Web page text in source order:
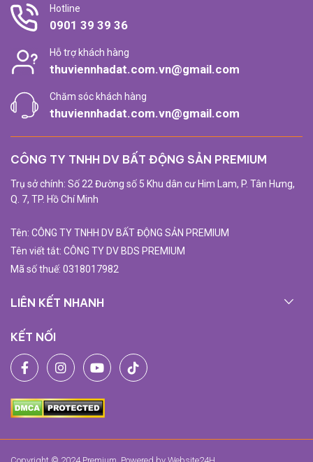
Hotline
0901 39 39 36
Hỗ trợ khách hàng
thuviennhadat.com.vn@gmail.com
Chăm sóc khách hàng
thuviennhadat.com.vn@gmail.com
CÔNG TY TNHH DV BẤT ĐỘNG SẢN PREMIUM
Trụ sở chính: Số 22 Đường số 5 Khu dân cư Him Lam, P. Tân Hưng,
Q. 7, TP. Hồ Chí Minh
Tên: CÔNG TY TNHH DV BẤT ĐỘNG SẢN PREMIUM
Tên viết tắt: CÔNG TY DV BDS PREMIUM
Mã số thuế: 0318017982
LIÊN KẾT NHANH
KẾT NỐI